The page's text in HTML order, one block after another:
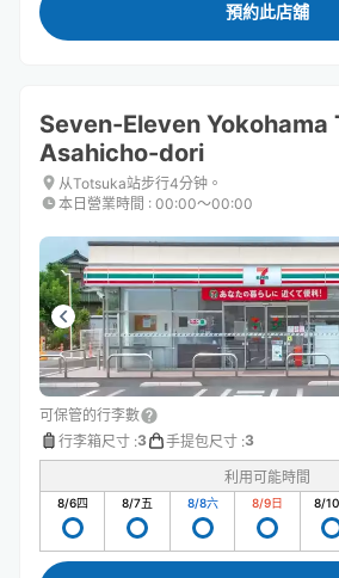
預約此店舖
Seven-Eleven Yokohama
Asahicho-dori
从Totsuka站步行4分钟。
本日營業時間 : 00:00〜00:00
可保管的行李數
行李箱尺寸 :3 手提包尺寸 :3
利用可能時間
8/6四 8/7五 8/8六 8/9日 8/10